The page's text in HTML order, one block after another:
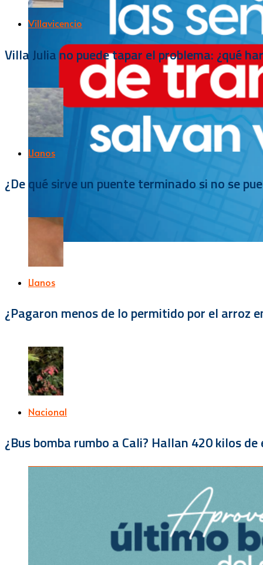
Villavicencio
Villa Julia no puede tapar el problema: ¿qué
Llanos
¿De qué sirve un puente terminado si no se
Llanos
¿Pagaron menos de lo permitido por el arroz
Nacional
¿Bus bomba rumbo a Cali? Hallan 420 kilos